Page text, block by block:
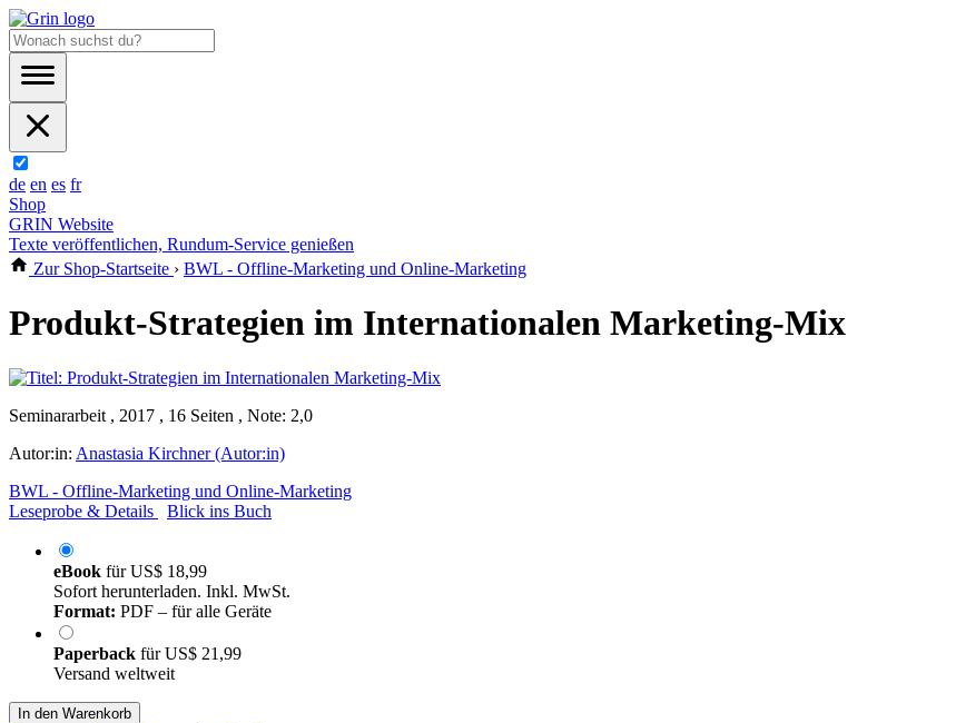
de en es fr
Shop
GRIN Website
Texte veröffentlichen, Rundum-Service genießen
Zur Shop-Startseite › BWL - Offline-Marketing und Online-Marketing
Produkt-Strategien im Internationalen Marketing-Mix
Seminararbeit , 2017 , 16 Seiten , Note: 2,0
Autor:in: Anastasia Kirchner (Autor:in)
BWL - Offline-Marketing und Online-Marketing
Leseprobe & Details
Blick ins Buch
eBook fürUS$ 18,99
Sofort herunterladen. Inkl. MwSt.
Format: PDF – für alle Geräte
Paperback fürUS$ 21,99
Versand weltweit
In den Warenkorb